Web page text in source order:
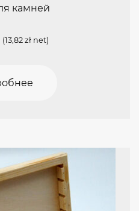
камней
(13,82 złnet)